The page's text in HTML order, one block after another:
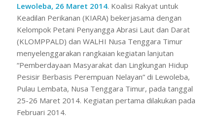
Lewoleba, 26 Maret 2014. Koalisi Rakyat untuk
Keadilan Perikanan (KIARA) bekerjasama dengan
Kelompok Petani Penyangga Abrasi Laut dan Darat
(KLOMPPALD) dan WALHI Nusa Tenggara Timur
menyelenggarakan rangkaian kegiatan lanjutan
“Pemberdayaan Masyarakat dan Lingkungan Hidup
Pesisir Berbasis Perempuan Nelayan” di Lewoleba,
Pulau Lembata, Nusa Tenggara Timur, pada tanggal
25-26 Maret 2014. Kegiatan pertama dilakukan pada
Februari 2014.